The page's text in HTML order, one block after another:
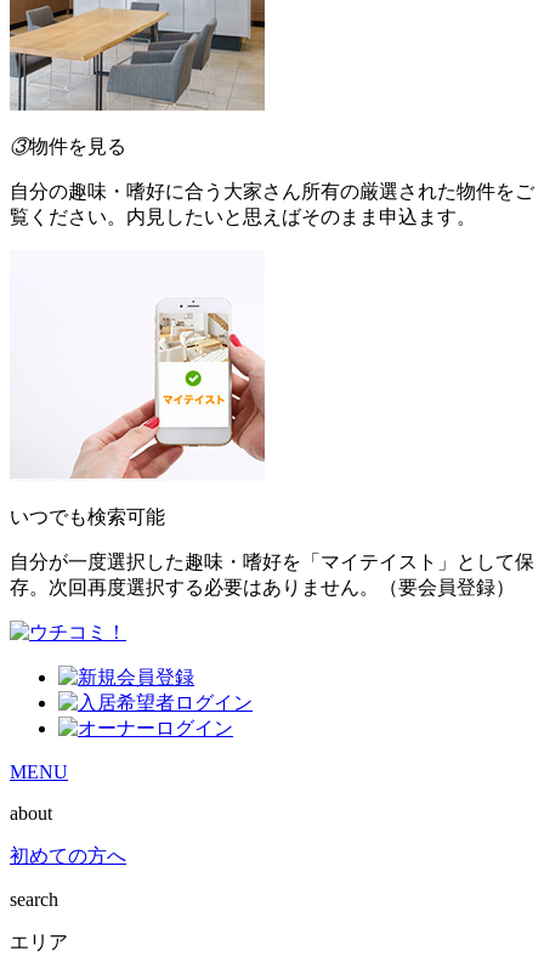
③物件を見る
自分の趣味・嗜好に合う大家さん所有の厳選された物件をご
覧ください。内見したいと思えばそのまま申込ます。
いつでも検索可能
自分が一度選択した趣味・嗜好を「マイテイスト」として保
存。次回再度選択する必要はありません。（要会員登録）
MENU
about
初めての方へ
search
エリア